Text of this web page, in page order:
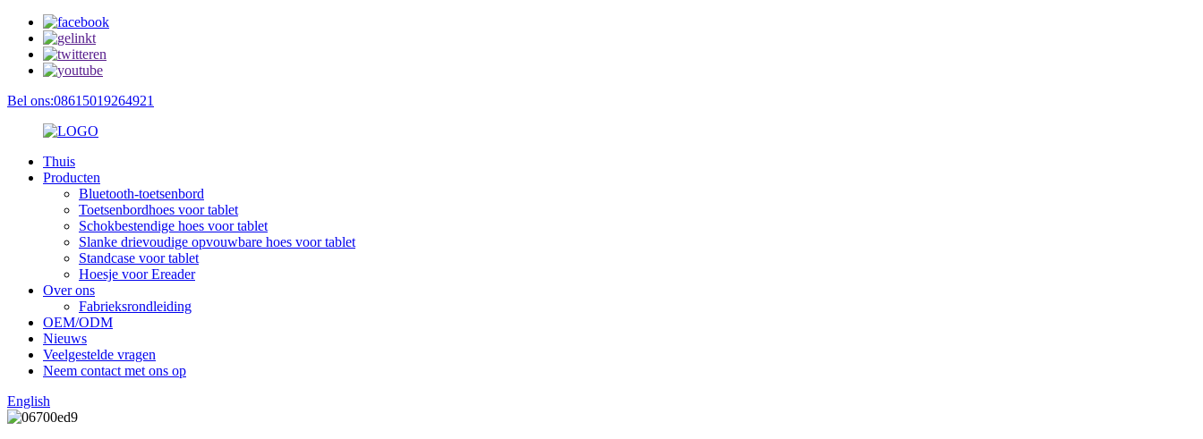
Bel ons:08615019264921
Thuis
Producten
Bluetooth-toetsenbord
Toetsenbordhoes voor tablet
Schokbestendige hoes voor tablet
Slanke drievoudige opvouwbare hoes voor tablet
Standcase voor tablet
Hoesje voor Ereader
Over ons
Fabrieksrondleiding
OEM/ODM
Nieuws
Veelgestelde vragen
Neem contact met ons op
English